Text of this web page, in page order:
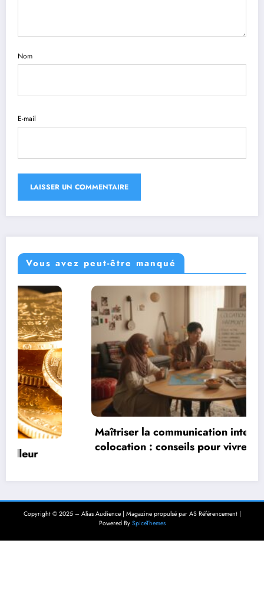
Nom
E-mail
Vous avez peut-être manqué
Maîtriser la communication interculturelle en
colocation : conseils pour vivre
harmonieusement dans un environnement
Copyright © 2025 – Alias Audience | Magazine propulsé par AS Référencement |
Powered By SpiceThemes